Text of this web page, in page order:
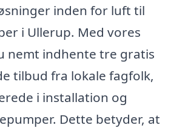
inden for luft til
i Ullerup. Med vores
nemt indhente tre gratis
tilbud fra lokale fagfolk,
i installation og
Dette betyder, at